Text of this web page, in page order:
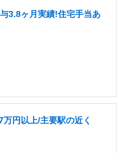
3.8ヶ月実績!住宅手当あ
円以上/主要駅の近く